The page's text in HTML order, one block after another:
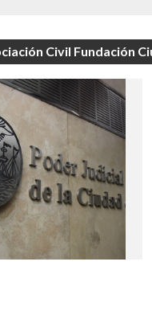
Civil Fundación